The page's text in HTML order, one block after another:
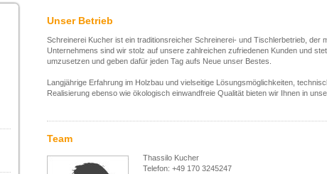
Unser Betrieb
Schreinerei Kucher ist ein traditionsreicher Schreinerei- und Tischlerbetrieb, der
Unternehmens sind wir stolz auf unsere zahlreichen zufriedenen Kunden und
umzusetzen und geben dafür jeden Tag aufs Neue unser Bestes.
Langjährige Erfahrung im Holzbau und vielseitige Lösungsmöglichkeiten,
Realisierung ebenso wie ökologisch einwandfreie Qualität bieten wir Ihnen in
Team
Thassilo Kucher
Telefon: +49 170 3245247